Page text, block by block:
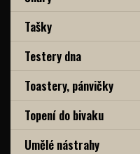
Tašky
Testery dna
Toastery, pánvičky
Topení do bivaku
Umělé nástrahy